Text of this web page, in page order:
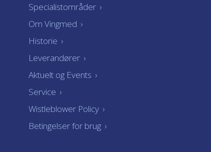
Specialistområder ›
Om Vingmed ›
Historie ›
Leverandører ›
Aktuelt og Events ›
Service ›
Wistleblower Policy ›
Betingelser for brug ›